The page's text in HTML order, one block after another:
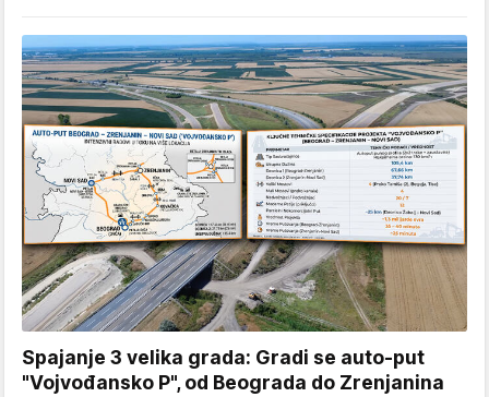
Spajanje 3 velika grada: Gradi se auto-put
"Vojvođansko P", od Beograda do Zrenjanina